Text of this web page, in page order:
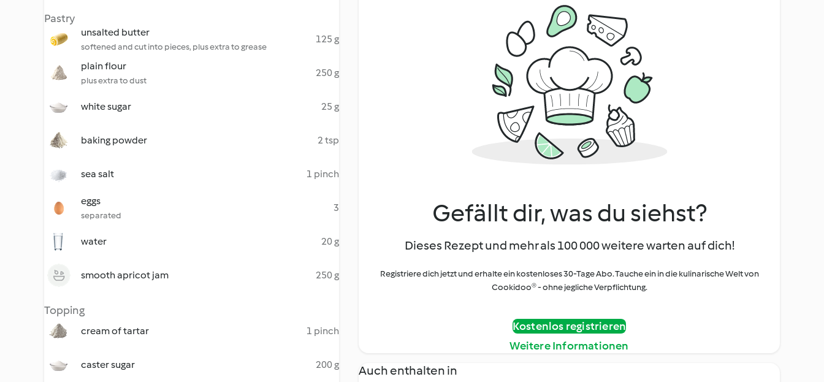
Pastry
unsalted butter
softened and cut into pieces, plus extra to grease
125 g
plain flour
plus extra to dust
250 g
white sugar 25 g
baking powder 2 tsp
sea salt 1 pinch
eggs
separated
3
water 20 g
smooth apricot jam 250 g
Topping
cream of tartar 1 pinch
caster sugar 200 g
Gefällt dir, was du siehst?
Dieses Rezept und mehr als 100 000 weitere warten auf dich!
Registriere dich jetzt und erhalte ein kostenloses 30-Tage Abo. Tauche ein in die kulinarische Welt von
Cookidoo® - ohne jegliche Verpflichtung.
Kostenlos registrieren
Weitere Informationen
Auch enthalten in